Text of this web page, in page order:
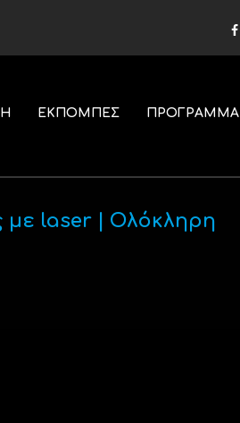
ΕΚΠΟΜΠΕΣ ΠΡΟΓΡΑΜΜΑ
με laser | Ολόκληρη